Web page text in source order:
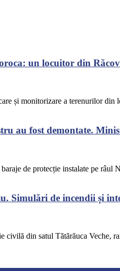
un locuitor din
și monitorizare a terenurilor
au fost demontate.
de protecție instalate pe
Simulări de incendii și
civilă din satul Tătărăuca Veche,